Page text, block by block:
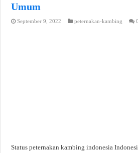
Umum
September 9, 2022 peternakan-kambing 0
Status peternakan kambing indonesia